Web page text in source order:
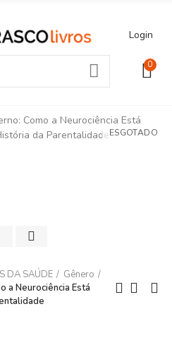
Login
0
ESGOTADO
DA SAÚDE
Gênero
a Neurociência Está